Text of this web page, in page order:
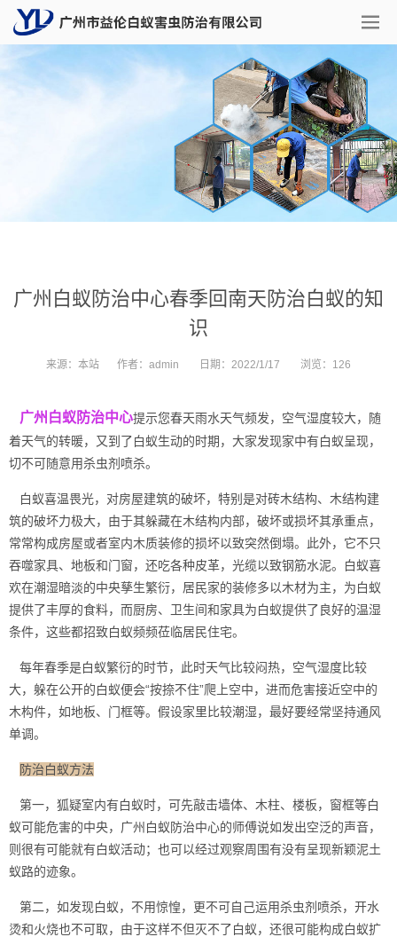
广州白蚁防治中心春季回南天防治白蚁的知
识
来源： 本站 作者： admin 日期： 2022/1/17 浏览： 126
广州白蚁防治中心提示您春天雨水天气频发，空气湿度较大，随
着天气的转暖，又到了白蚁生动的时期，大家发现家中有白蚁呈现，
切不可随意用杀虫剂喷杀。
白蚁喜温畏光，对房屋建筑的破坏，特别是对砖木结构、木结构建
筑的破坏力极大，由于其躲藏在木结构内部，破坏或损坏其承重点，
常常构成房屋或者室内木质装修的损坏以致突然倒塌。此外，它不只
吞噬家具、地板和门窗，还吃各种皮革，光缆以致钢筋水泥。白蚁喜
欢在潮湿暗淡的中央孳生繁衍，居民家的装修多以木材为主，为白蚁
提供了丰厚的食料，而厨房、卫生间和家具为白蚁提供了良好的温湿
条件，这些都招致白蚁频频莅临居民住宅。
每年春季是白蚁繁衍的时节，此时天气比较闷热，空气湿度比较
大，躲在公开的白蚁便会“按捺不住”爬上空中，进而危害接近空中的
木构件，如地板、门框等。假设家里比较潮湿，最好要经常坚持通风
单调。
防治白蚁方法
第一，狐疑室内有白蚁时，可先敲击墙体、木柱、楼板，窗框等白
蚁可能危害的中央，广州白蚁防治中心的师傅说如发出空泛的声音，
则很有可能就有白蚁活动；也可以经过观察周围有没有呈现新颖泥土
蚁路的迹象。
第二，如发现白蚁，不用惊惶，更不可自己运用杀虫剂喷杀，开水
烫和火烧也不可取，由于这样不但灭不了白蚁，还很可能构成白蚁扩